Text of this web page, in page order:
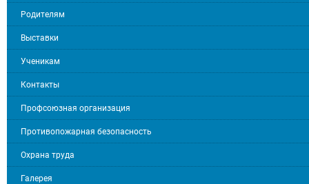
Родителям
Выставки
Ученикам
Контакты
Профсоюзная организация
Противопожарная безопасность
Охрана труда
Галерея